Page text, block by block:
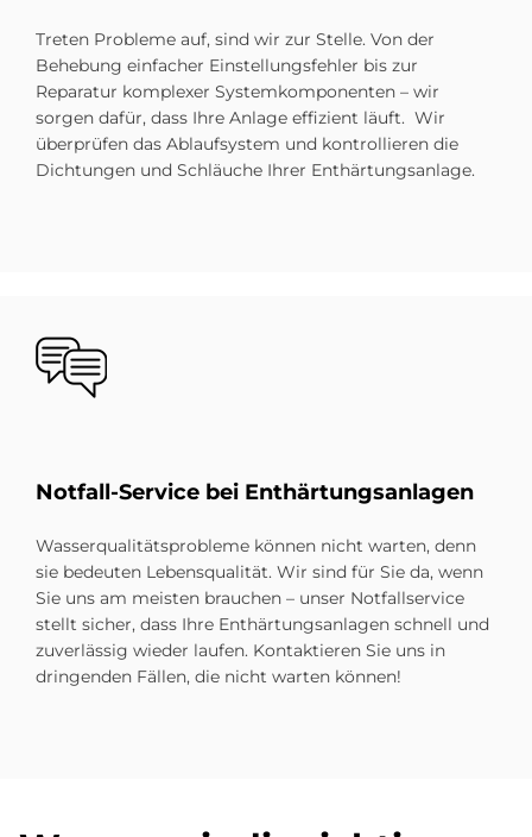
Treten Probleme auf, sind wir zur Stelle. Von der
Behebung einfacher Einstellungsfehler bis zur
Reparatur komplexer Systemkomponenten – wir
sorgen dafür, dass Ihre Anlage effizient läuft. Wir
überprüfen das Ablaufsystem und kontrollieren die
Dichtungen und Schläuche Ihrer Enthärtungsanlage.
Bild
Not­fall-Ser­vice bei Ent­här­tungs­an­la­gen
Wasserqualitätsprobleme können nicht warten, denn
sie bedeuten Lebensqualität. Wir sind für Sie da, wenn
Sie uns am meisten brauchen – unser Notfallservice
stellt sicher, dass Ihre Enthärtungsanlagen schnell und
zuverlässig wieder laufen. Kontaktieren Sie uns in
dringenden Fällen, die nicht warten können!